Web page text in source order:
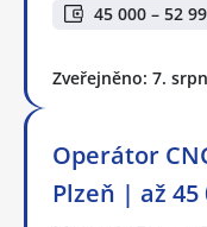
45 000 – 52
Zveřejněno: 7.
Operátor
Plzeň | až 45